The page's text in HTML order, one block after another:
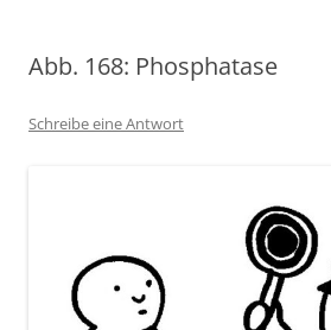
Abb. 168: Phosphatase
Schreibe eine Antwort